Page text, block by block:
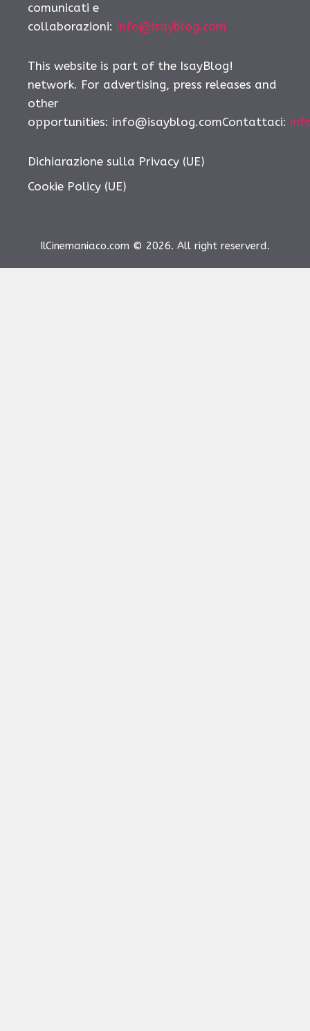
comunicati e
collaborazioni: info@isayblog.com
This website is part of the IsayBlog!
network. For advertising, press releases and
other
opportunities: info@isayblog.comContattaci:
Dichiarazione sulla Privacy (UE)
Cookie Policy (UE)
IlCinemaniaco.com © 2026. All right reserverd.